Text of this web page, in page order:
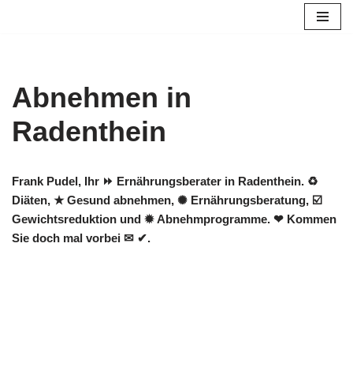
Abnehmen in
Radenthein
Frank Pudel, Ihr ⏩ Ernährungsberater in Radenthein. ♻
Diäten, ★ Gesund abnehmen, ✺ Ernährungsberatung, ☑️
Gewichtsreduktion und ✹ Abnehmprogramme. ❤ Kommen
Sie doch mal vorbei ✉ ✔.